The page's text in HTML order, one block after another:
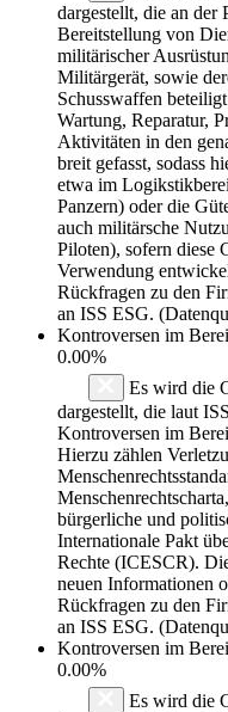
dargestellt, die an der
Bereitstellung von
militärischer
Militärgerät, sowie
Schusswaffen
Wartung, Reparatur,
Aktivitäten in den
breit gefasst, sodass
etwa im
Panzern) oder die
auch militärsche
Piloten), sofern diese
Verwendung
Rückfragen zu den
an ISS ESG.
Kontroversen im
0.00%
Es wird die
dargestellt, die laut
Kontroversen im
Hierzu zählen
bürgerliche und
Internationale Pakt
Rechte (ICESCR).
neuen Informationen
Rückfragen zu den
an ISS ESG.
Kontroversen im
0.00%
Es wird die